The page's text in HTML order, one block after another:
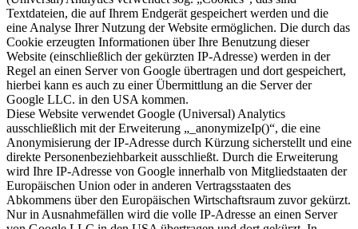
Textdateien, die auf Ihrem Endgerät gespeichert werden und die
eine Analyse Ihrer Nutzung der Website ermöglichen. Die durch das
Cookie erzeugten Informationen über Ihre Benutzung dieser
Website (einschließlich der gekürzten IP-Adresse) werden in der
Regel an einen Server von Google übertragen und dort gespeichert,
hierbei kann es auch zu einer Übermittlung an die Server der
Google LLC. in den USA kommen.
Diese Website verwendet Google (Universal) Analytics
ausschließlich mit der Erweiterung „_anonymizeIp()“, die eine
Anonymisierung der IP-Adresse durch Kürzung sicherstellt und eine
direkte Personenbeziehbarkeit ausschließt. Durch die Erweiterung
wird Ihre IP-Adresse von Google innerhalb von Mitgliedstaaten der
Europäischen Union oder in anderen Vertragsstaaten des
Abkommens über den Europäischen Wirtschaftsraum zuvor gekürzt.
Nur in Ausnahmefällen wird die volle IP-Adresse an einen Server